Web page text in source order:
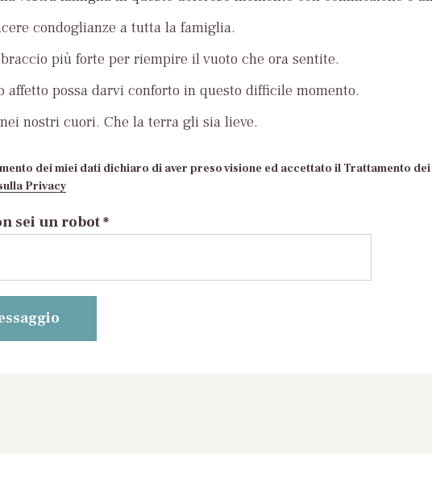
condoglianze a tutta la famiglia.
più forte per riempire il vuoto che ora sentite.
affetto possa darvi conforto in questo difficile momento.
nostri cuori. Che la terra gli sia lieve.
dei miei dati dichiaro di aver preso visione ed accettato il Trattamento
Privacy
sei un robot *